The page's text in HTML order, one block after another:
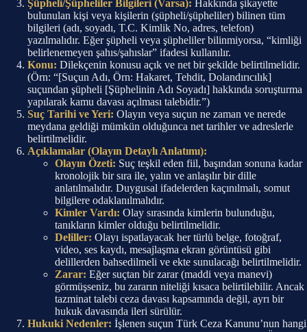
Şüpheli/Şüpheliler Bilgileri (Varsa): Hakkında şikayette
bulunulan kişi veya kişilerin (şüpheli/şüpheliler) bilinen tüm
bilgileri (adı, soyadı, T.C. Kimlik No, adres, telefon)
yazılmalıdır. Eğer şüpheli veya şüpheliler bilinmiyorsa, “kimliği
belirlenemeyen şahıs/şahıslar” ifadesi kullanılır.
Konu: Dilekçenin konusu açık ve net bir şekilde belirtilmelidir.
(Örn: “[Suçun Adı, Örn: Hakaret, Tehdit, Dolandırıcılık]
suçundan şüpheli [Şüphelinin Adı Soyadı] hakkında soruşturma
yapılarak kamu davası açılması talebidir.”)
Suç Tarihi ve Yeri: Olayın veya suçun ne zaman ve nerede
meydana geldiği mümkün olduğunca net tarihler ve adreslerle
belirtilmelidir.
Açıklamalar (Olayın Detaylı Anlatımı):
Olayın Özeti: Suç teşkil eden fiil, başından sonuna kadar
kronolojik bir sıra ile, yalın ve anlaşılır bir dille
anlatılmalıdır. Duygusal ifadelerden kaçınılmalı, somut
bilgilere odaklanılmalıdır.
Kimler Vardı: Olay sırasında kimlerin bulunduğu,
tanıkların kimler olduğu belirtilmelidir.
Deliller: Olayı ispatlayacak her türlü belge, fotoğraf,
video, ses kaydı, mesajlaşma ekran görüntüsü gibi
delillerden bahsedilmeli ve ekte sunulacağı belirtilmelidir.
Zarar: Eğer suçtan bir zarar (maddi veya manevi)
görmüşseniz, bu zararın niteliği kısaca belirtilebilir. Ancak
tazminat talebi ceza davası kapsamında değil, ayrı bir
hukuk davasında ileri sürülür.
Hukuki Nedenler: İşlenen suçun Türk Ceza Kanunu’nun hangi